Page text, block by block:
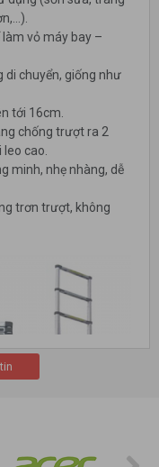
vỏ máy bay –
di chuyển, giống như
tới 16cm.
chống trượt ra 2
leo cao.
minh, nhẹ nhàng, dễ
trơn trượt, không